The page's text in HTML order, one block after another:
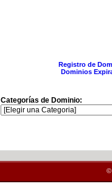
Registro de
Dominios
Categorías de Dominio:
©